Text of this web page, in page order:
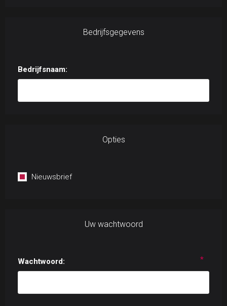
Bedrijfsgegevens
Bedrijfsnaam:
Opties
Nieuwsbrief
Uw wachtwoord
Wachtwoord: *